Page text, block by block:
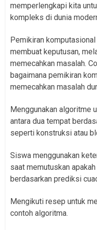
memperlengkapi kita
kompleks di dunia
Pemikiran
membuat keputusan,
memecahkan masalah.
bagaimana pemikiran
memecahkan masalah
Menggunakan algoritme
antara dua tempat
seperti konstruksi atau
Siswa menggunakan
saat memutuskan
berdasarkan prediksi
Mengikuti resep untuk
contoh algoritma.